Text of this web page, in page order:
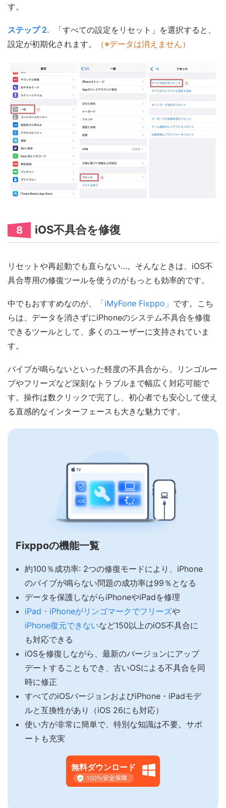
す。
ステップ 2.
「すべての設定をリセット」を選択すると、
設定が初期化されます。
（※データは消えません）
8 iOS不具合を修復
リセットや再起動でも直らない…。そんなときは、iOS不
具合専用の修復ツールを使うのがもっとも効率的です。
中でもおすすめなのが、 「iMyFone Fixppo」 です。こち
らは、データを消さずにiPhoneのシステム不具合を修復
できるツールとして、多くのユーザーに支持されていま
す。
バイブが鳴らないといった軽度の不具合から、リンゴルー
プやフリーズなど深刻なトラブルまで幅広く対応可能で
す。操作は数クリックで完了し、初心者でも安心して使え
る直感的なインターフェースも大きな魅力です。
Fixppoの機能一覧
約100％成功率: 2つの修復モードにより、iPhone
のバイブが鳴らない問題の成功率は99％となる
データを保護しながらiPhoneやiPadを修理
iPad・iPhoneがリンゴマークでフリーズや
iPhone復元できないなど150以上のiOS不具合に
も対応できる
iOSを修復しながら、最新のバージョンにアップ
デートすることもでき、古いOSによる不具合を同
時に修正
すべてのiOSバージョンおよびiPhone・iPadモデ
ルと互換性があり（iOS 26にも対応）
使い方が非常に簡単で、特別な知識は不要。サポ
ートも充実
無料ダウンロード